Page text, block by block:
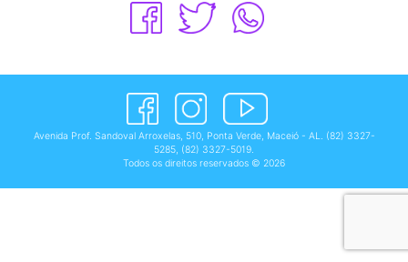
Avenida Prof. Sandoval Arroxelas, 510, Ponta Verde, Maceió - AL. (82) 3327-
5285, (82) 3327-5019.
Todos os direitos reservados © 2026